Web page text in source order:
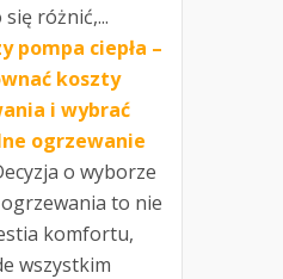
się różnić,...
pompa ciepła –
koszty
i wybrać
ogrzewanie
o wyborze
to nie
komfortu,
wszystkim